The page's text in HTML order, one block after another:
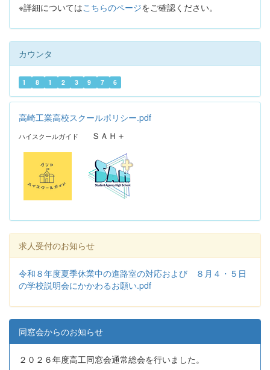
※詳細についてはこちらのページをご確認ください。
カウンタ
1 8 1 2 3 9 7 6
高崎工業高校スクールポリシー.pdf
ハイスクールガイド ＳＡＨ＋
求人受付のお知らせ
令和８年度夏季休業中の進路室の対応および ８月４・５日
の学校説明会にかかわるお願い.pdf
同窓会からのお知らせ
２０２６年度高工同窓会通常総会を行いました。